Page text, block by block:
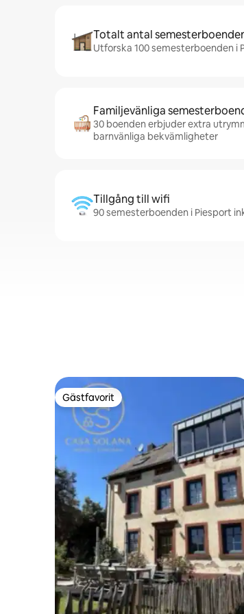
Totalt antal
Utforska 100 semesterboenden i
Familjevänliga
30 boenden erbjuder extra
barnvänliga bekvämligheter
Tillgång till wifi
90 semesterboenden i Piesport
Gästfavorit
Gästfavorit